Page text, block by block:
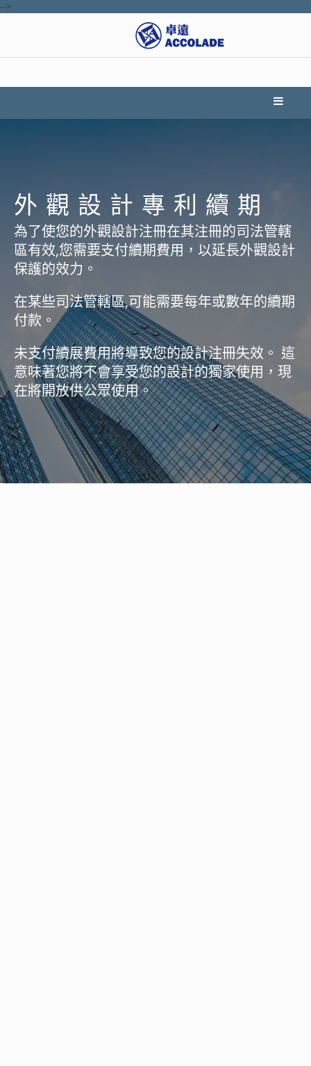
-->
外觀設計專利續期
為了使您的外觀設計注冊在其注冊的司法管轄
區有效,您需要支付續期費用，以延長外觀設計
保護的效力。
在某些司法管轄區,可能需要每年或數年的續期
付款。
未支付續展費用將導致您的設計注冊失效。 這
意味著您將不會享受您的設計的獨家使用，現
在將開放供公眾使用。